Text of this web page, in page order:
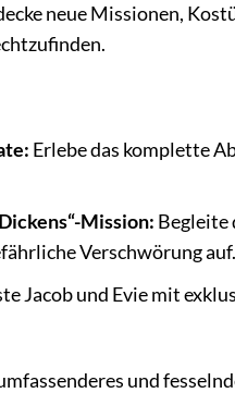
neue Missionen,
Erlebe das komplette
Mission: Begleite
Verschwörung auf.
Jacob und Evie mit
und